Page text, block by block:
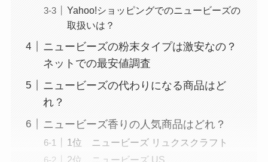
Yahoo!ショッピングでのニュービーズの
取扱いは？
ニュービーズの粉末タイプは激安なの？
ネットでの最安値調査
ニュービーズの代わりになる商品はど
れ？
ニュービーズ香りの人気商品はどれ？
1位 ニュービーズ リュクスクラフト
2位 ニュービーズ US